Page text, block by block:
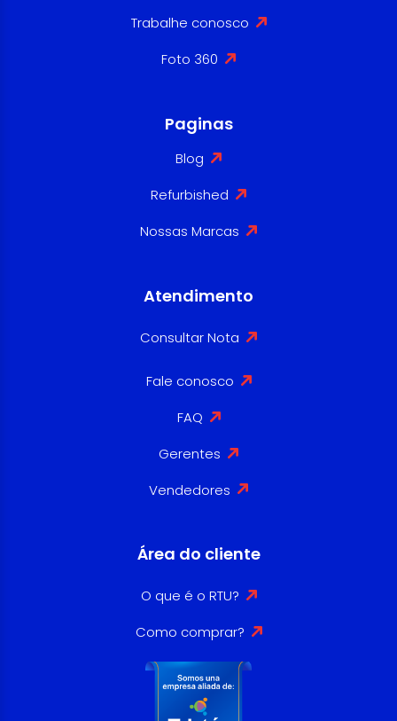
Trabalhe conosco
Foto 360
Paginas
Blog
Refurbished
Nossas Marcas
Atendimento
Consultar Nota
Fale conosco
FAQ
Gerentes
Vendedores
Área do cliente
O que é o RTU?
Como comprar?